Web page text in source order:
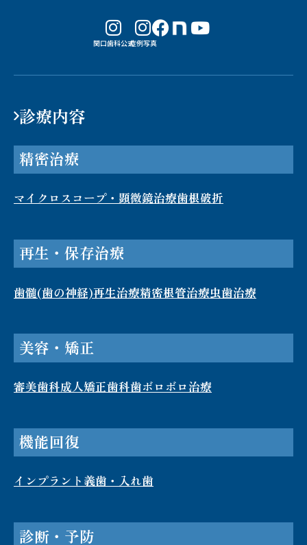
関口歯科公式症例写真
note
診療内容
精密治療
マイクロスコープ・顕微鏡治療歯根破折​
再生・保存治療
歯髄(歯の神経)再生治療精密根管治療虫歯治療
美容・矯正
審美歯科成人矯正歯科歯ボロボロ治療
機能回復
インプラント 義歯・入れ歯
診断・予防